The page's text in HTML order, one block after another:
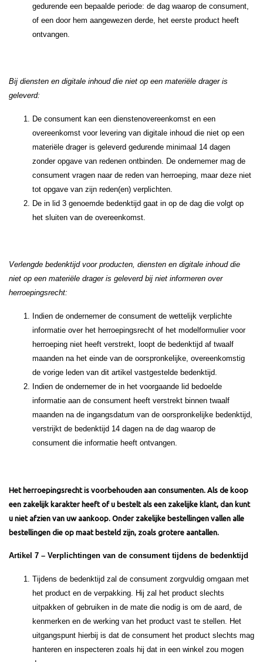
gedurende een bepaalde periode: de dag waarop de consument,
of een door hem aangewezen derde, het eerste product heeft
ontvangen.
Bij diensten en digitale inhoud die niet op een materiële drager is
geleverd:
De consument kan een dienstenovereenkomst en een
overeenkomst voor levering van digitale inhoud die niet op een
materiële drager is geleverd gedurende minimaal 14 dagen
zonder opgave van redenen ontbinden. De ondernemer mag de
consument vragen naar de reden van herroeping, maar deze niet
tot opgave van zijn reden(en) verplichten.
De in lid 3 genoemde bedenktijd gaat in op de dag die volgt op
het sluiten van de overeenkomst.
Verlengde bedenktijd voor producten, diensten en digitale inhoud die
niet op een materiële drager is geleverd bij niet informeren over
herroepingsrecht:
Indien de ondernemer de consument de wettelijk verplichte
informatie over het herroepingsrecht of het modelformulier voor
herroeping niet heeft verstrekt, loopt de bedenktijd af twaalf
maanden na het einde van de oorspronkelijke, overeenkomstig
de vorige leden van dit artikel vastgestelde bedenktijd.
Indien de ondernemer de in het voorgaande lid bedoelde
informatie aan de consument heeft verstrekt binnen twaalf
maanden na de ingangsdatum van de oorspronkelijke bedenktijd,
verstrijkt de bedenktijd 14 dagen na de dag waarop de
consument die informatie heeft ontvangen.
Het herroepingsrecht is voorbehouden aan consumenten. Als de koop
een zakelijk karakter heeft of u bestelt als een zakelijke klant, dan kunt
u niet afzien van uw aankoop. Onder zakelijke bestellingen vallen alle
bestellingen die op maat besteld zijn, zoals grotere aantallen.
Artikel 7 – Verplichtingen van de consument tijdens de bedenktijd
Tijdens de bedenktijd zal de consument zorgvuldig omgaan met
het product en de verpakking. Hij zal het product slechts
uitpakken of gebruiken in de mate die nodig is om de aard, de
kenmerken en de werking van het product vast te stellen. Het
uitgangspunt hierbij is dat de consument het product slechts mag
hanteren en inspecteren zoals hij dat in een winkel zou mogen